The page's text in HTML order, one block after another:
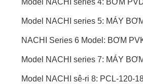
Model NACHI series 4: BƠM
Model NACHI series 5: MÁY
NACHI Series 6 Model: BƠM
Model NACHI series 7: MÁY
Model NACHI sê-ri 8: PCL-120-